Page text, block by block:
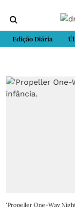
Edição Diária
'Propeller One-Way